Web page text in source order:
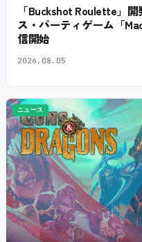
「Buckshot Roulette」
ス・パーティゲーム「
信開始
2026.08.05
ニュース